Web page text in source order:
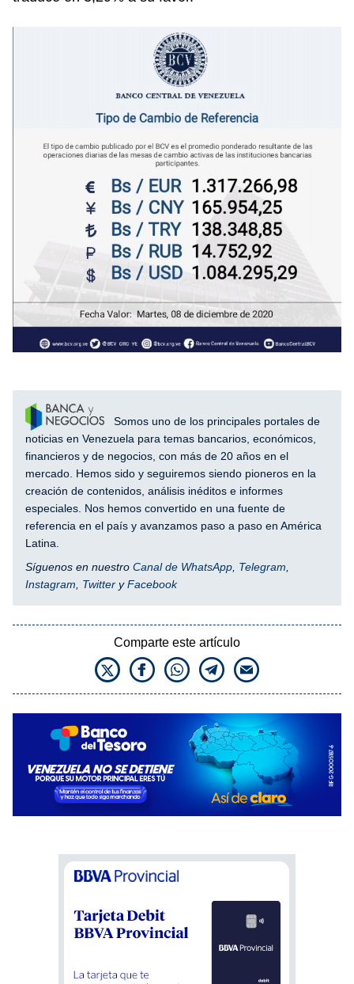
Somos uno de los principales portales de
noticias en Venezuela para temas bancarios, económicos,
financieros y de negocios, con más de 20 años en el
mercado. Hemos sido y seguiremos siendo pioneros en la
creación de contenidos, análisis inéditos e informes
especiales. Nos hemos convertido en una fuente de
referencia en el país y avanzamos paso a paso en América
Latina.
Síguenos en nuestro Canal de WhatsApp, Telegram,
Instagram, Twitter yFacebook
Comparte este artículo